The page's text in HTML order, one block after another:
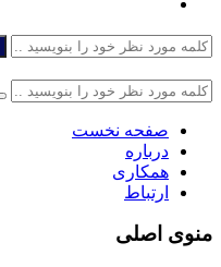
صفحه نخست
درباره
همکاری
ارتباط
منوی اصلی